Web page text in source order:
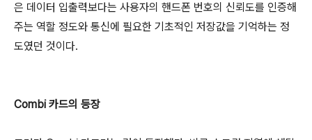
은 데이터 입출력보다는 사용자의 핸드폰 번호의 신뢰도를 인증해
주는 역할 정도와 통신에 필요한 기초적인 저장값을 기억하는 정
도였던 것이다.
Combi 카드의 등장